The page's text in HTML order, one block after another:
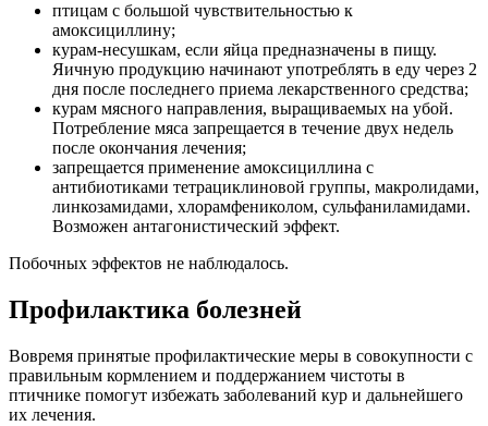
птицам с большой чувствительностью к
амоксициллину;
курам-несушкам, если яйца предназначены в пищу.
Яичную продукцию начинают употреблять в еду через 2
дня после последнего приема лекарственного средства;
курам мясного направления, выращиваемых на убой.
Потребление мяса запрещается в течение двух недель
после окончания лечения;
запрещается применение амоксициллина с
антибиотиками тетрациклиновой группы, макролидами,
линкозамидами, хлорамфениколом, сульфаниламидами.
Возможен антагонистический эффект.
Побочных эффектов не наблюдалось.
Профилактика болезней
Вовремя принятые профилактические меры в совокупности с
правильным кормлением и поддержанием чистоты в
птичнике помогут избежать заболеваний кур и дальнейшего
их лечения.